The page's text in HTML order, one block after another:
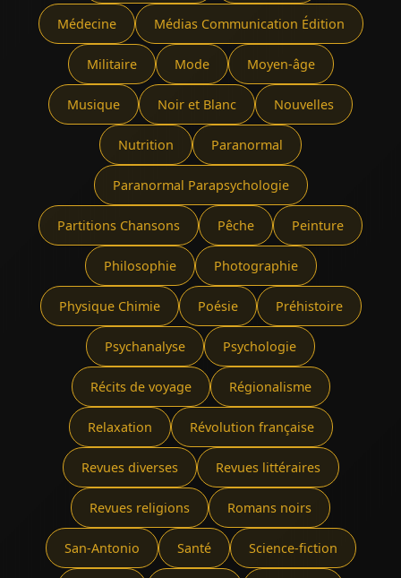
Médecine Médias Communication Édition
Militaire Mode Moyen-âge
Musique Noir et Blanc Nouvelles
Nutrition Paranormal
Paranormal Parapsychologie
Partitions Chansons Pêche Peinture
Philosophie Photographie
Physique Chimie Poésie Préhistoire
Psychanalyse Psychologie
Récits de voyage Régionalisme
Relaxation Révolution française
Revues diverses Revues littéraires
Revues religions Romans noirs
San-Antonio Santé Science-fiction